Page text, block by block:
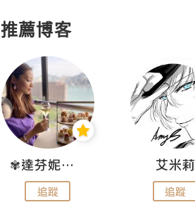
推薦博客
✾達芬妮•愛孩子•愛生活✾
追蹤
艾米莉
追蹤